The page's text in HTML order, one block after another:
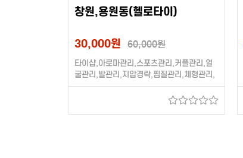
창원,용원동(헬로타이)
30,000원 60,000원
타이샵,아로마관리,스포츠관리,커플관리,얼
굴관리,발관리,지압경락,찜질관리,체형관리,
스크럽(각질),림프관리,로션관리,크림관리,주